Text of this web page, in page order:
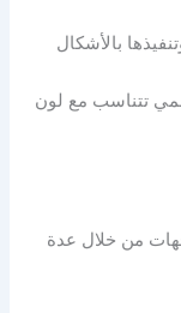
بالأشكال
تتناسب مع لون
من خلال عدة